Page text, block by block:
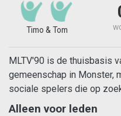
Timo & Tom
MLTV'90 is de thuisbasis
gemeenschap in Monster,
sociale spelers die op
Alleen voor leden